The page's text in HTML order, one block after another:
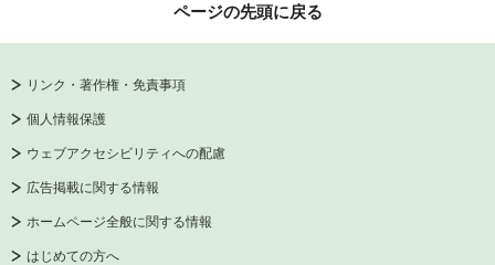
ページの先頭に戻る
リンク・著作権・免責事項
個人情報保護
ウェブアクセシビリティへの配慮
広告掲載に関する情報
ホームページ全般に関する情報
はじめての方へ